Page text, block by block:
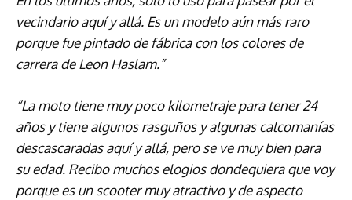
vecindario aquí y allá. Es un modelo aún más raro
porque fue pintado de fábrica con los colores de
carrera de Leon Haslam.”
“La moto tiene muy poco kilometraje para tener 24
años y tiene algunos rasguños y algunas calcomanías
descascaradas aquí y allá, pero se ve muy bien para
su edad. Recibo muchos elogios dondequiera que voy
porque es un scooter muy atractivo y de aspecto